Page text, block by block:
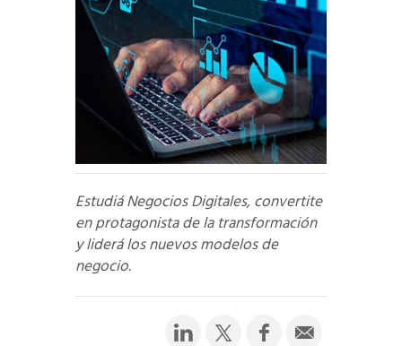
Estudiá Negocios Digitales, convertite
en protagonista de la transformación
y liderá los nuevos modelos de
negocio.